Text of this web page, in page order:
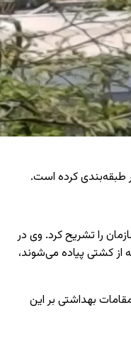
طبقه‌بندی کرده است.
را تشریح کرد. وی در
از کشتی پیاده می‌شوند،
بهداشتی بر این